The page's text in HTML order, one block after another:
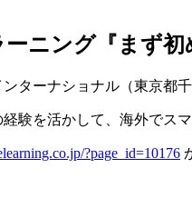
ーニング『まず
ターナショナル（東京都
験を活かして、海外でス
?page_id=10176